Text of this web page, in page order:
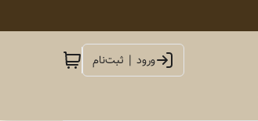
ورود | ثبت‌نام